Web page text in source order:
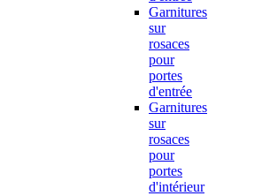
Garnitures
sur
rosaces
pour
portes
d'entrée
Garnitures
sur
rosaces
pour
portes
d'intérieur